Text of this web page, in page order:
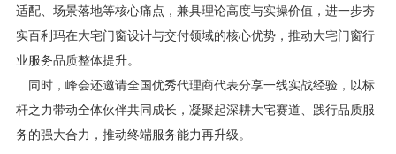
适配、场景落地等核心痛点，兼具理论高度与实操价值，进一步夯
实百利玛在大宅门窗设计与交付领域的核心优势，推动大宅门窗行
业服务品质整体提升。
同时，峰会还邀请全国优秀代理商代表分享一线实战经验，以标
杆之力带动全体伙伴共同成长，凝聚起深耕大宅赛道、践行品质服
务的强大合力，推动终端服务能力再升级。